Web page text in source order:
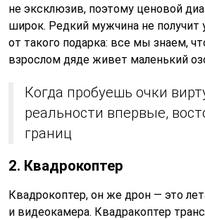
не эксклюзив, поэтому ценовой
широк. Редкий мужчина не получит
от такого подарка: все мы знаем,
взрослом дяде живет маленький
Когда пробуешь очки
реальности впервые,
границ
2. Квадрокоптер
Квадрокоптер, он же дрон — это
и видеокамера. Квадракоптер